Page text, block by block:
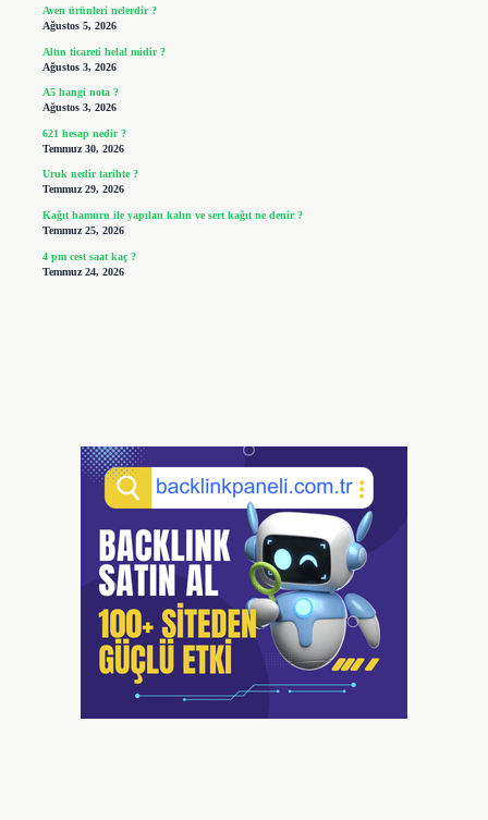
Aven ürünleri nelerdir ?
Ağustos 5, 2026
Altın ticareti helal midir ?
Ağustos 3, 2026
A5 hangi nota ?
Ağustos 3, 2026
621 hesap nedir ?
Temmuz 30, 2026
Uruk nedir tarihte ?
Temmuz 29, 2026
Kağıt hamuru ile yapılan kalın ve sert kağıt ne denir ?
Temmuz 25, 2026
4 pm cest saat kaç ?
Temmuz 24, 2026